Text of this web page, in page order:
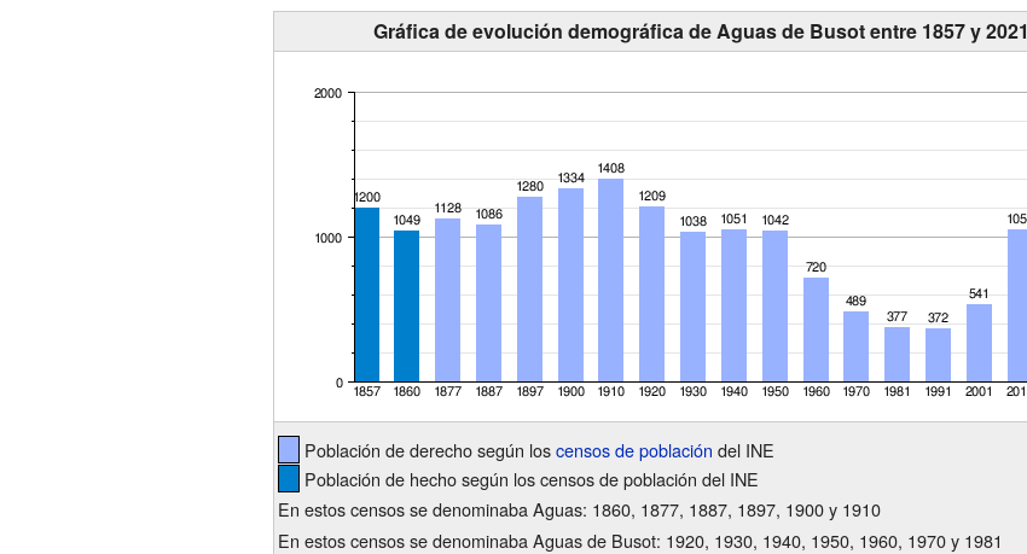
Gráfica de evolución demográfica de Aguas de Busot entre 1857 y 2021
Población de derecho según loscensos de población del INE
Población de hecho según los censos de población del INE
En estos censos se denominaba Aguas: 1860, 1877, 1887, 1897, 1900 y 1910
En estos censos se denominaba Aguas de Busot: 1920, 1930, 1940, 1950, 1960, 1970 y 1981